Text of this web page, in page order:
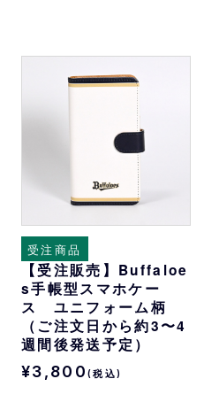
受注商品
【受注販売】Buffaloe
s手帳型スマホケー
ス ユニフォーム柄
（ご注文日から約3〜4
週間後発送予定）
¥3,800 (税込)